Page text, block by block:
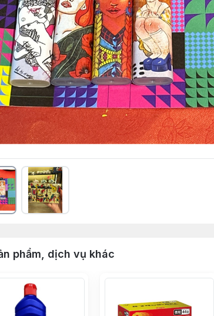
phẩm, dịch vụ khác